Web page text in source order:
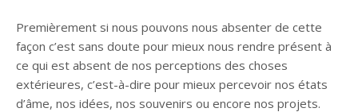
Premièrement si nous pouvons nous absenter de cette
façon c’est sans doute pour mieux nous rendre présent à
ce qui est absent de nos perceptions des choses
extérieures, c’est-à-dire pour mieux percevoir nos états
d’âme, nos idées, nos souvenirs ou encore nos projets.